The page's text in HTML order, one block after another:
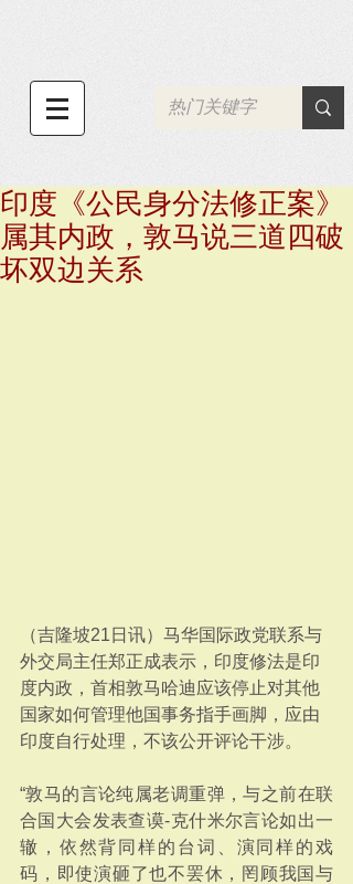
印度《公民身分法修正案》
属其内政，敦马说三道四破
坏双边关系
（吉隆坡21日讯）马华国际政党联系与
外交局主任郑正成表示，印度修法是印
度内政，首相敦马哈迪应该停止对其他
国家如何管理他国事务指手画脚，应由
印度自行处理，不该公开评论干涉。
“敦马的言论纯属老调重弹，与之前在联
合国大会发表查谟-克什米尔言论如出一
辙，依然背同样的台词、演同样的戏
码，即使演砸了也不罢休，罔顾我国与